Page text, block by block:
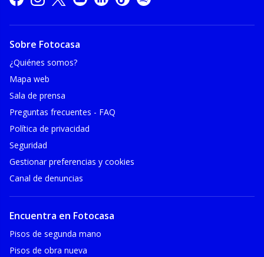
Sobre Fotocasa
¿Quiénes somos?
Mapa web
Sala de prensa
Preguntas frecuentes - FAQ
Política de privacidad
Seguridad
Gestionar preferencias y cookies
Canal de denuncias
Encuentra en Fotocasa
Pisos de segunda mano
Pisos de obra nueva